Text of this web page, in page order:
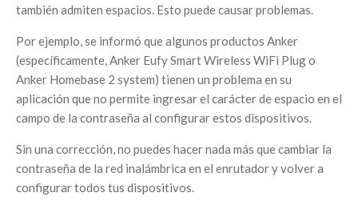
también admiten espacios. Esto puede causar problemas.
Por ejemplo, se informó que algunos productos Anker
(específicamente, Anker Eufy Smart Wireless WiFi Plug o
Anker Homebase 2 system) tienen un problema en su
aplicación que no permite ingresar el carácter de espacio en el
campo de la contraseña al configurar estos dispositivos.
Sin una corrección, no puedes hacer nada más que cambiar la
contraseña de la red inalámbrica en el enrutador y volver a
configurar todos tus dispositivos.